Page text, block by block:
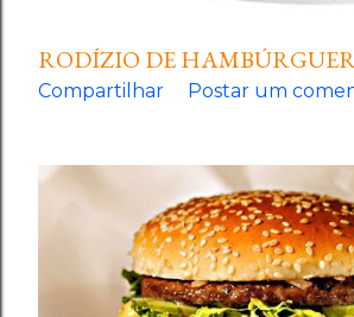
RODÍZIO DE
Compartilhar Postar um